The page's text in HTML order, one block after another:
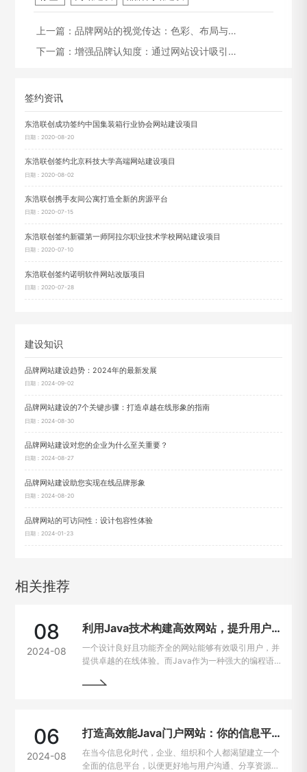
上一篇： 品牌网站的视觉传达：色彩、布局与…
下一篇： 增强品牌认知度：通过网站设计吸引…
签约资讯
东浩联创成功签约中国集装箱行业协会网站建设项目
日期：2020-08-20
东浩联创签约北京科技大学高端网站建设项目
日期：2020-08-02
东浩联创携手友间公寓打造全新的房源平台
日期：2020-07-15
东浩联创签约新疆第一师阿拉尔职业技术学校网站建设项目
日期：2020-07-10
东浩联创签约诺明软件网站改版项目
日期：2020-07-28
建设知识
品牌网站建设趋势：2024年的最新发展
日期：2024-09-02
品牌网站建设的7个关键步骤：打造卓越在线形象的指南
日期：2024-08-30
品牌网站建设对您的企业为什么至关重要？
日期：2024-08-27
品牌网站建设助您实现在线品牌形象
日期：2024-08-20
品牌网站的可访问性：设计包容性体验
日期：2024-01-23
相关推荐
08
2024-08
利用Java技术构建高效网站，提升用户在线体验
一个设计良好且功能齐全的网站能够有效吸引用户，并
提供卓越的在线体验。而Java作为一种强大的编程语
的热门选择。
06
2024-08
打造高效能Java门户网站：你的信息平台解决方案
在当今信息化时代，企业、组织和个人都渴望建立一个
全面的信息平台，以便更好地与用户沟通、分享资源和